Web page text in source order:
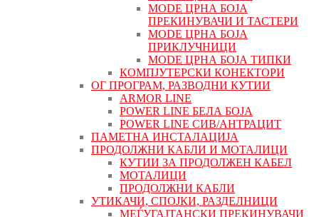
MODE ЦРНА БОЈА
ПРЕКИНУВАЧИ И ТАСТЕРИ
MODE ЦРНА БОЈА
ПРИКЛУЧНИЦИ
MODE ЦРНА БОЈА ТИПКИ
КОМПЈУТЕРСКИ КОНЕКТОРИ
ОГ ПРОГРАМ, РАЗВОДНИ КУТИИ
ARMOR LINE
POWER LINE БЕЛА БОЈА
POWER LINE СИВ/АНТРАЦИТ
ПАМЕТНА ИНСТАЛАЦИЈА
ПРОДОЛЖНИ КАБЛИ И МОТАЛИЦИ
КУТИИ ЗА ПРОДОЛЖЕН КАБЕЛ
МОТАЛИЦИ
ПРОДОЛЖНИ КАБЛИ
УТИКАЧИ, СПОЈКИ, РАЗДЕЛНИЦИ
МЕЃУГАЈТАНСКИ ПРЕКИНУВАЧИ